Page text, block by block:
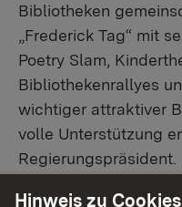
Bibliotheken
„Frederick Tag“ mit
Poetry Slam,
Bibliothekenrallyes
wichtiger attraktiver
volle Unterstützung
Hinweis zu Cookies